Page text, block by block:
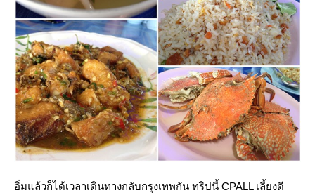
อิ่มแล้วก็ได้เวลาเดินทางกลับกรุงเทพกัน ทริปนี้ CPALL เลี้ยงดี